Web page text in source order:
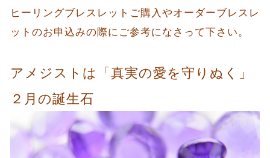
ヒーリングブレスレットご購入やオーダーブレスレ
ットのお申込みの際にご参考になさって下さい。
アメジストは「真実の愛を守りぬく」
２月の誕生石